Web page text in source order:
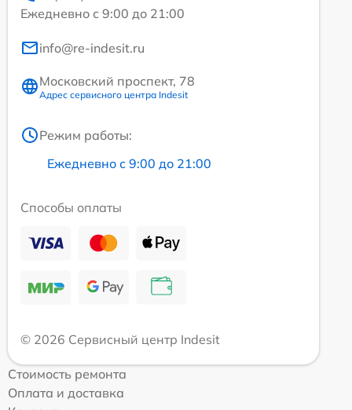
Ежедневно с 9:00 до 21:00
info@re-indesit.ru
Московский проспект, 78
Адрес сервисного центра Indesit
Режим работы:
Ежедневно с 9:00 до 21:00
Способы оплаты
© 2026 Сервисный центр Indesit
Стоимость ремонта
Оплата и доставка